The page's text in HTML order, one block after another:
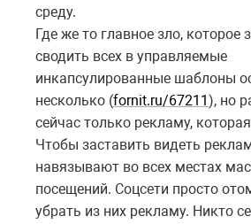
среду.
Где же то главное зло, которое
сводить всех в управляемые
инкапсулированные шаблоны
несколько (fornit.ru/67211 ), но
сейчас только рекламу,
Чтобы заставить видеть
навязывают во всех местах
посещений. Соцсети просто
убрать из них рекламу. Никто